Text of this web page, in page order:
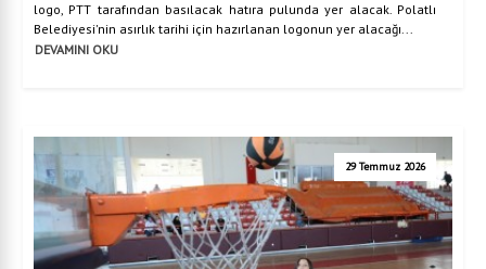
logo, PTT tarafından basılacak hatıra pulunda yer alacak. Polatlı
Belediyesi'nin asırlık tarihi için hazırlanan logonun yer alacağı...
DEVAMINI OKU
29 Temmuz 2026